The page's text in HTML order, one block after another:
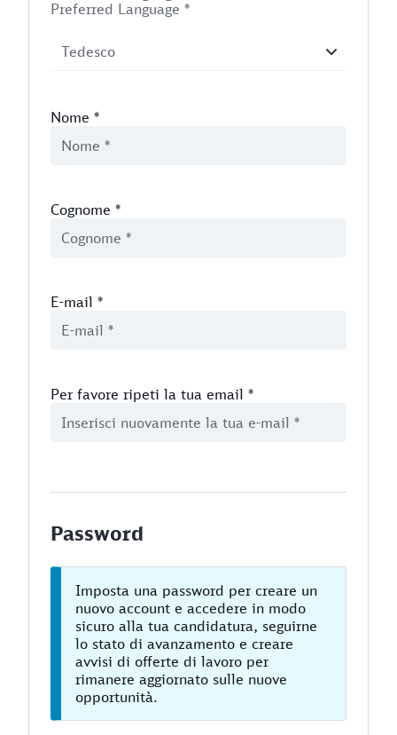
Preferred Language *
Nome *
Cognome *
E-mail *
Per favore ripeti la tua email *
Password
Imposta una password per creare un
nuovo account e accedere in modo
sicuro alla tua candidatura, seguirne
lo stato di avanzamento e creare
avvisi di offerte di lavoro per
rimanere aggiornato sulle nuove
opportunità.